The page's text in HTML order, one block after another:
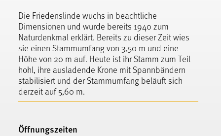
Die Friedenslinde wuchs in beachtliche
Dimensionen und wurde bereits 1940 zum
Naturdenkmal erklärt. Bereits zu dieser Zeit wies
sie einen Stammumfang von 3,50 m und eine
Höhe von 20 m auf. Heute ist ihr Stamm zum Teil
hohl, ihre ausladende Krone mit Spannbändern
stabilisiert und der Stammumfang beläuft sich
derzeit auf 5,60 m.
Öffnungszeiten